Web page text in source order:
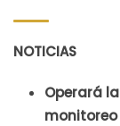
NOTICIAS
Operará